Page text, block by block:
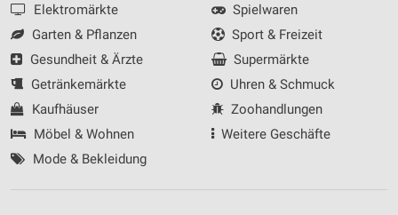
Elektromärkte
Garten & Pflanzen
Gesundheit & Ärzte
Getränkemärkte
Kaufhäuser
Möbel & Wohnen
Mode & Bekleidung
Spielwaren
Sport & Freizeit
Supermärkte
Uhren & Schmuck
Zoohandlungen
Weitere Geschäfte